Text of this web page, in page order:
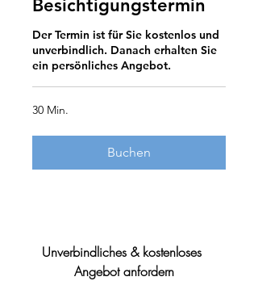
Besichtigungstermin
Der Termin ist für Sie kostenlos und
unverbindlich. Danach erhalten Sie
ein persönliches Angebot.
30 Min.
Buchen
Unverbindliches & kostenloses
Angebot anfordern